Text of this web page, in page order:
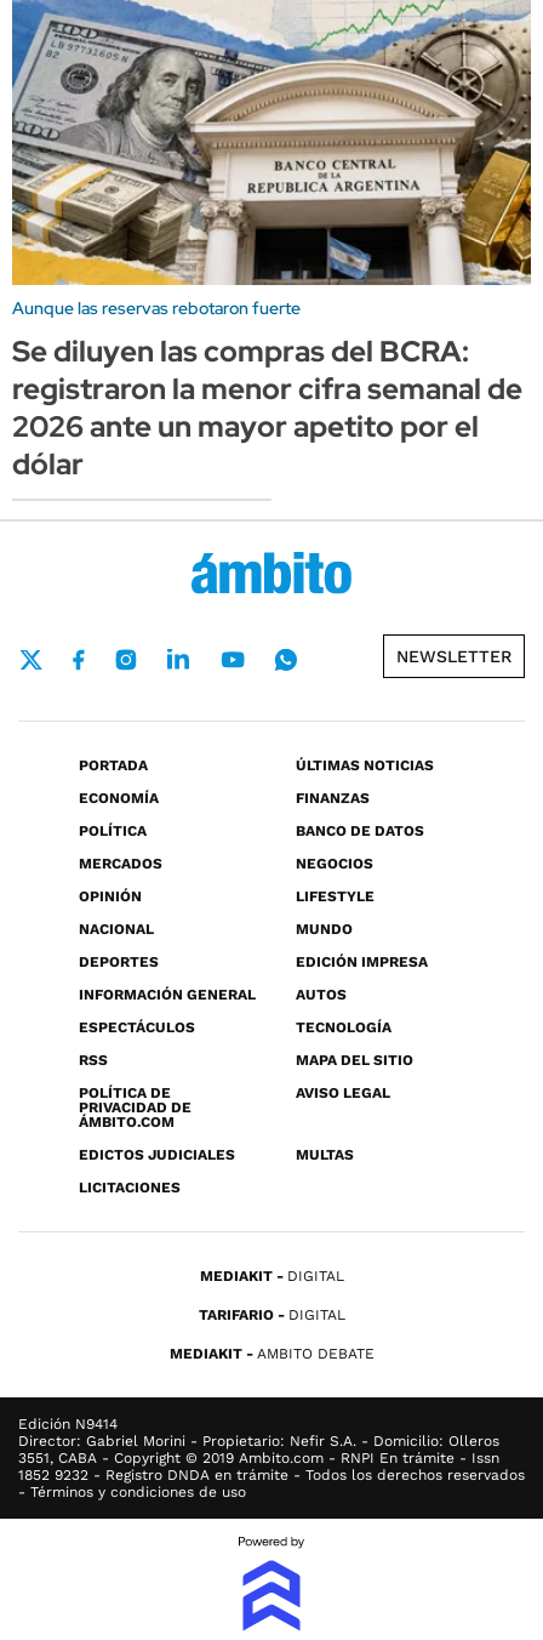
Aunque las reservas rebotaron fuerte
Se diluyen las compras del BCRA:
registraron la menor cifra semanal de
2026 ante un mayor apetito por el
dólar
NEWSLETTER
PORTADA
ÚLTIMAS NOTICIAS
ECONOMÍA
FINANZAS
POLÍTICA
BANCO DE DATOS
MERCADOS
NEGOCIOS
OPINIÓN
LIFESTYLE
NACIONAL
MUNDO
DEPORTES
EDICIÓN IMPRESA
INFORMACIÓN GENERAL
AUTOS
ESPECTÁCULOS
TECNOLOGÍA
RSS
MAPA DEL SITIO
POLÍTICA DE
PRIVACIDAD DE
ÁMBITO.COM
AVISO LEGAL
EDICTOS JUDICIALES
MULTAS
LICITACIONES
MEDIAKIT DIGITAL
TARIFARIO DIGITAL
MEDIAKIT AMBITO DEBATE
Edición N9414
Director: Gabriel Morini - Propietario: Nefir S.A. - Domicilio: Olleros
3551, CABA - Copyright © 2019 Ambito.com - RNPI En trámite - Issn
1852 9232 - Registro DNDA en trámite - Todos los derechos reservados
- Términos y condiciones de uso